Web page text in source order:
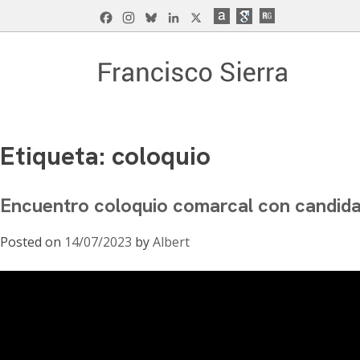
to
FacebookInstagram
BlueskyLinkedIn
Etiqueta: coloquio
Encuentro coloquio comarcal con
Posted on 14/07/2023 byAlbert